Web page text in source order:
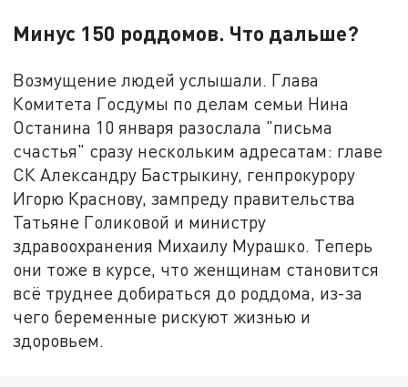
Минус 150 роддомов. Что дальше?
Возмущение людей услышали. Глава
Комитета Госдумы по делам семьи Нина
Останина 10 января разослала "письма
счастья" сразу нескольким адресатам: главе
СК Александру Бастрыкину, генпрокурору
Игорю Краснову, зампреду правительства
Татьяне Голиковой и министру
здравоохранения Михаилу Мурашко. Теперь
они тоже в курсе, что женщинам становится
всё труднее добираться до роддома, из-за
чего беременные рискуют жизнью и
здоровьем.